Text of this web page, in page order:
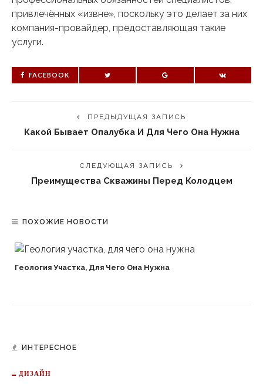
привлечённых «извне», поскольку это делает за них
компания-провайдер, предоставляющая такие
услуги.
FACEBOOK
ПРЕДЫДУЩАЯ ЗАПИСЬ
Какой Бывает Опалубка И Для Чего Она Нужна
СЛЕДУЮЩАЯ ЗАПИСЬ
Преимущества Скважины Перед Колодцем
ПОХОЖИЕ НОВОСТИ
Геология Участка, Для Чего Она Нужна
ИНТЕРЕСНОЕ
ДИЗАЙН